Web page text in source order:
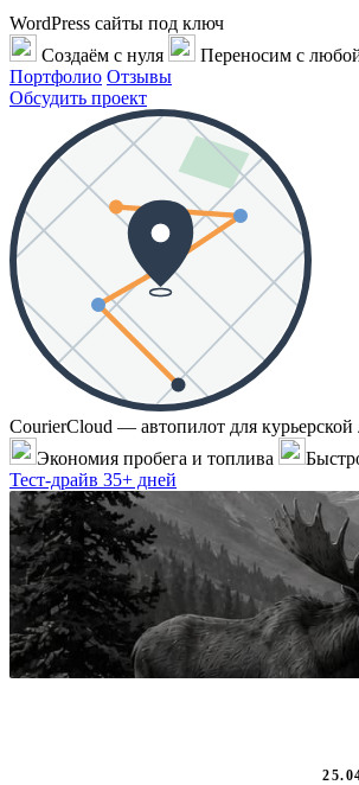
WordPress сайты под ключ
Создаём с нуля
Переносим с
Портфолио Отзывы
Обсудить проект
CourierCloud — автопилот для курьерской
Экономия пробега и топлива
Тест-драйв 35+ дней